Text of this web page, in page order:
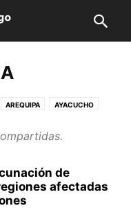
AREQUIPA AYACUCHO
CALLAO LORETO
UCAYALIde
afectadas